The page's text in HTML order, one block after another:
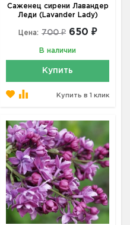
Саженец сирени Лавандер
Леди (Lavander Lady)
Цена: 700 ₽ 650 ₽
В наличии
Купить
Купить в 1 клик